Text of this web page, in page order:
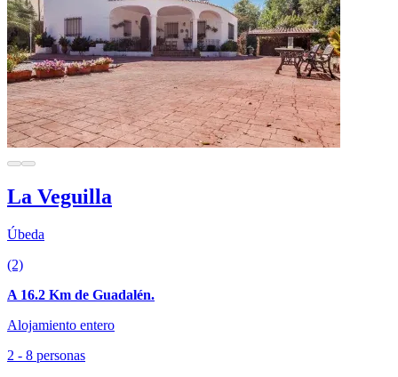
La Veguilla
Úbeda
(2)
A 16.2 Km de Guadalén.
Alojamiento entero
2 - 8 personas